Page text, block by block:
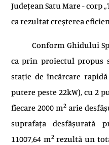
Județean Satu Mare - corp
ca rezultat creșterea
Conform Ghidului
ca prin proiectul propus
stație de încărcare
putere peste 22kW), cu 2
fiecare 2000 m2 arie
suprafața desfășurată
11007,64 m2rezultă un